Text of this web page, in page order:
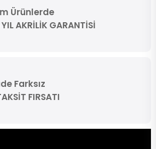
Ürünlerde
AKRİLİK GARANTİSİ
Farksız
FIRSATI